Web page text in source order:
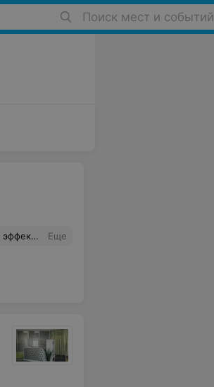
Поиск мест и событий
что это ИИ Еще